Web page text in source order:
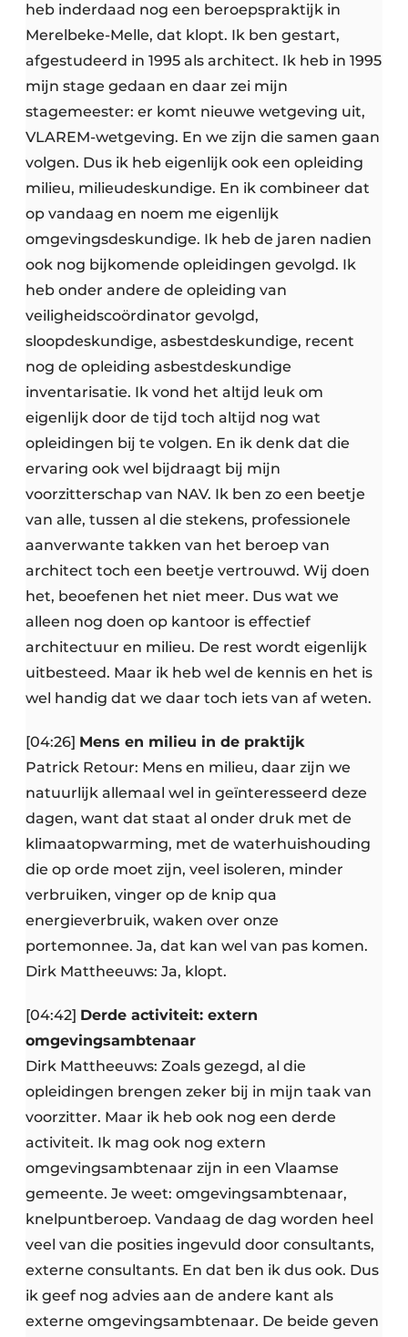
heb inderdaad nog een beroepspraktijk in
Merelbeke-Melle, dat klopt. Ik ben gestart,
afgestudeerd in 1995 als architect. Ik heb in 1995
mijn stage gedaan en daar zei mijn
stagemeester: er komt nieuwe wetgeving uit,
VLAREM-wetgeving. En we zijn die samen gaan
volgen. Dus ik heb eigenlijk ook een opleiding
milieu, milieudeskundige. En ik combineer dat
op vandaag en noem me eigenlijk
omgevingsdeskundige. Ik heb de jaren nadien
ook nog bijkomende opleidingen gevolgd. Ik
heb onder andere de opleiding van
veiligheidscoördinator gevolgd,
sloopdeskundige, asbestdeskundige, recent
nog de opleiding asbestdeskundige
inventarisatie. Ik vond het altijd leuk om
eigenlijk door de tijd toch altijd nog wat
opleidingen bij te volgen. En ik denk dat die
ervaring ook wel bijdraagt bij mijn
voorzitterschap van NAV. Ik ben zo een beetje
van alle, tussen al die stekens, professionele
aanverwante takken van het beroep van
architect toch een beetje vertrouwd. Wij doen
het, beoefenen het niet meer. Dus wat we
alleen nog doen op kantoor is effectief
architectuur en milieu. De rest wordt eigenlijk
uitbesteed. Maar ik heb wel de kennis en het is
wel handig dat we daar toch iets van af weten.
[04:26] Mens en milieu in de praktijk
Patrick Retour: Mens en milieu, daar zijn we
natuurlijk allemaal wel in geïnteresseerd deze
dagen, want dat staat al onder druk met de
klimaatopwarming, met de waterhuishouding
die op orde moet zijn, veel isoleren, minder
verbruiken, vinger op de knip qua
energieverbruik, waken over onze
portemonnee. Ja, dat kan wel van pas komen.
Dirk Mattheeuws: Ja, klopt.
[04:42] Derde activiteit: extern
omgevingsambtenaar
Dirk Mattheeuws: Zoals gezegd, al die
opleidingen brengen zeker bij in mijn taak van
voorzitter. Maar ik heb ook nog een derde
activiteit. Ik mag ook nog extern
omgevingsambtenaar zijn in een Vlaamse
gemeente. Je weet: omgevingsambtenaar,
knelpuntberoep. Vandaag de dag worden heel
veel van die posities ingevuld door consultants,
externe consultants. En dat ben ik dus ook. Dus
ik geef nog advies aan de andere kant als
externe omgevingsambtenaar. De beide geven